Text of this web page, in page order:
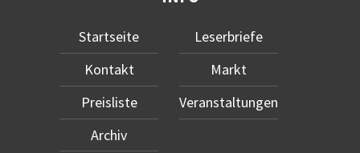
Startseite
Kontakt
Preisliste
Archiv
Leserbriefe
Markt
Veranstaltungen